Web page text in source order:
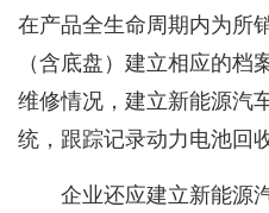
在产品全生命周期内为所
（含底盘）建立相应的档
维修情况，建立新能源汽
统，跟踪记录动力电池回
企业还应建立新能源